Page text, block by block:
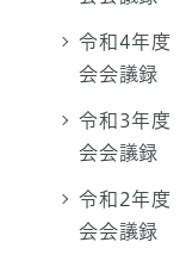
令和4年度
会会議録
令和3年度
会会議録
令和2年度
会会議録